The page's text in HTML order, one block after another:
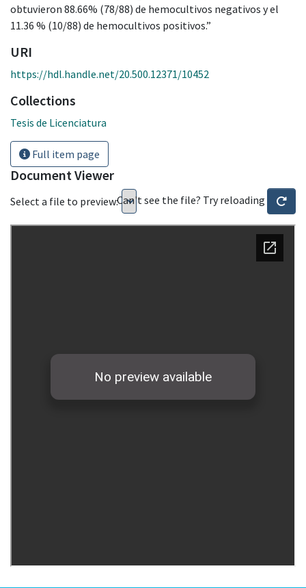
obtuvieron 88.66% (78/88) de hemocultivos negativos y el
11.36 % (10/88) de hemocultivos positivos.”
URI
https://hdl.handle.net/20.500.12371/10452
Collections
Tesis de Licenciatura
Full item page
Document Viewer
Select a file to preview:Can't see the file? Try reloading